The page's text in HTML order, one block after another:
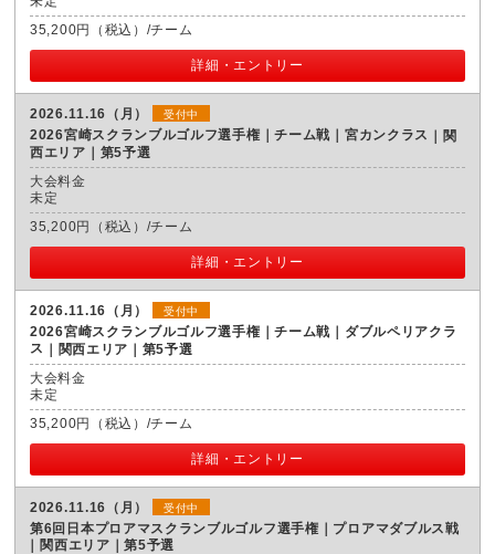
35,200円（税込）/チーム
詳細・エントリー
2026.11.16（月） 受付中
2026宮崎スクランブルゴルフ選手権｜チーム戦｜宮カンクラス
関
西エリア｜第5予選
大会料金
未定
35,200円（税込）/チーム
詳細・エントリー
2026.11.16（月） 受付中
2026宮崎スクランブルゴルフ選手権｜チーム戦｜ダブルペリアクラ
ス
関西エリア｜第5予選
大会料金
未定
35,200円（税込）/チーム
詳細・エントリー
2026.11.16（月） 受付中
第6回日本プロアマスクランブルゴルフ選手権｜プロアマダブルス戦
関西エリア｜第5予選